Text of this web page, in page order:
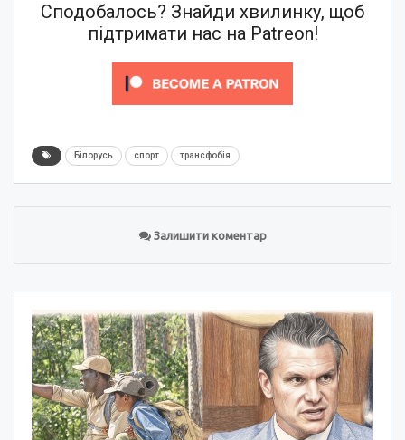
Сподобалось? Знайди хвилинку, щоб
підтримати нас на Patreon!
Білорусь спорт трансфобія
Залишити коментар